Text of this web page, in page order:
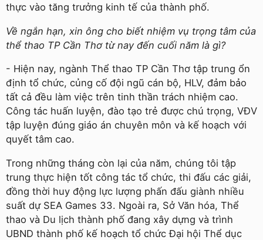
thực vào tăng trưởng kinh tế của thành phố.
Về ngắn hạn, xin ông cho biết nhiệm vụ trọng tâm của
thể thao TP Cần Thơ từ nay đến cuối năm là gì?
- Hiện nay, ngành Thể thao TP Cần Thơ tập trung ổn
định tổ chức, củng cố đội ngũ cán bộ, HLV, đảm bảo
tất cả đều làm việc trên tinh thần trách nhiệm cao.
Công tác huấn luyện, đào tạo trẻ được chú trọng, VĐV
tập luyện đúng giáo án chuyên môn và kế hoạch với
quyết tâm cao.
Trong những tháng còn lại của năm, chúng tôi tập
trung thực hiện tốt công tác tổ chức, thi đấu các giải,
đồng thời huy động lực lượng phấn đấu giành nhiều
suất dự SEA Games 33. Ngoài ra, Sở Văn hóa, Thể
thao và Du lịch thành phố đang xây dựng và trình
UBND thành phố kế hoạch tổ chức Đại hội Thể dục